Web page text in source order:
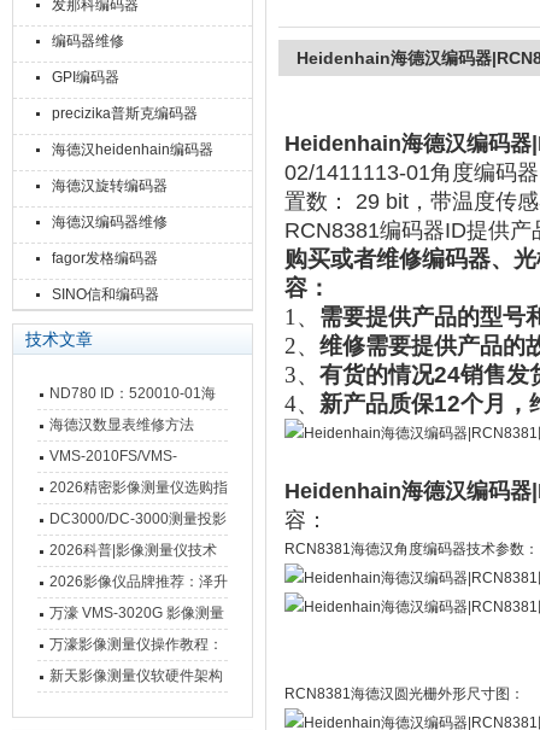
发那科编码器
编码器维修
GPI编码器
precizika普斯克编码器
海德汉heidenhain编码器
海德汉旋转编码器
海德汉编码器维修
fagor发格编码器
SINO信和编码器
技术文章
ND780 ID：520010-01海
德汉数显表故障维修内容
海德汉数显表维修方法
VMS-2010FS/VMS-
3020FS/VMS-4030FS手动
影像测量仪技术参数
2026精密影像测量仪选购指
南 靠谱品牌一站式选型推荐
DC3000/DC-3000测量投影
仪万濠数据处理器数显表故
障维修方法
2026科普|影像测量仪技术
原理、分类及选型应用
2026影像仪品牌推荐：泽升
影像测量仪选型指南
万濠 VMS-3020G 影像测量
仪技术规格与应用解析
万濠影像测量仪操作教程：
从开机到出报告，新手也能
新天影像测量仪软硬件架构
Heidenhain海德汉编码器
Heidenhain海德汉编码器
02/1411113-01角度编码
置数： 29 bit，带温度传
RCN8381编码器ID提供
购买或者维修编码器、
容：
1、 需要提供产品的型号
2、 维修需要提供产品的
3、 有货的情况24销售发
4、 新产品质保12个月，
Heidenhain海德汉编码器
容 ：
RCN8381海德汉角度编码器技术参数：
RCN8381海德汉圆光栅外形尺寸图：